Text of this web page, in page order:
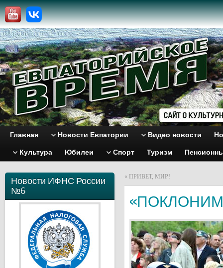
Главная Новости Евпатории Видео новости
Культура Юбилеи Спорт Туризм
Новости ИФНС России
№6
« ПРИВЕТ, МИР!